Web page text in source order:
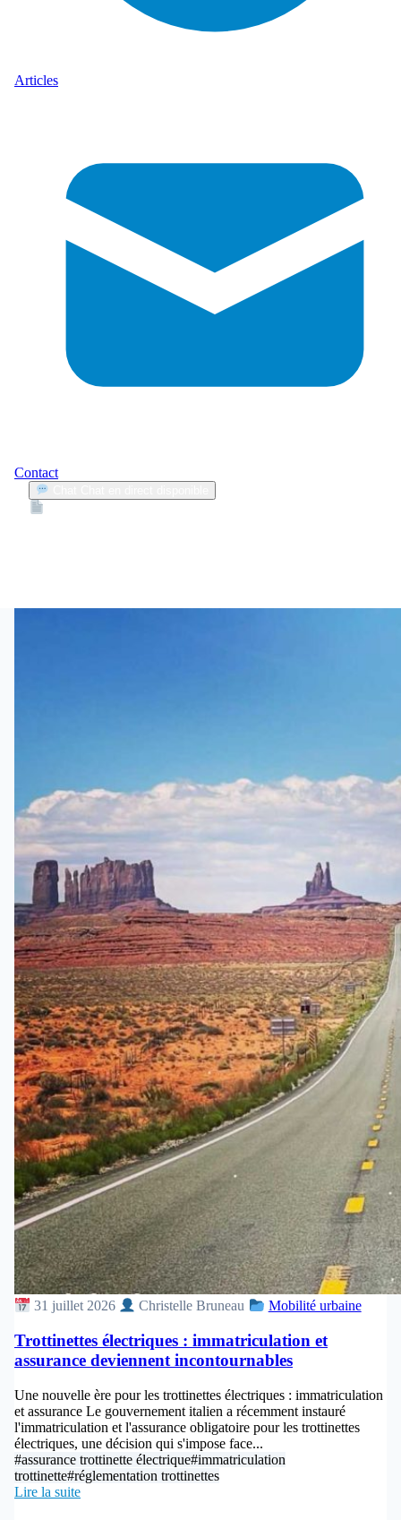
Articles
Contact
31 juillet 2026 Christelle Bruneau Mobilité urbaine
Trottinettes électriques : immatriculation et
assurance deviennent incontournables
Une nouvelle ère pour les trottinettes électriques : immatriculation
et assurance Le gouvernement italien a récemment instauré
l'immatriculation et l'assurance obligatoire pour les trottinettes
électriques, une décision qui s'impose face...
#assurance trottinette électrique#immatriculation
trottinette#réglementation trottinettes
Lire la suite